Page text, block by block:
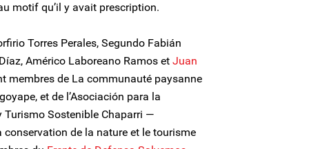
motif qu’il y avait prescription.
Torres Perales, Segundo Fabián
Américo Laboreano Ramos et Juan
membres de La communauté paysanne
et de l’Asociación para la
Turismo Sostenible Chaparri —
conservation de la nature et le tourisme